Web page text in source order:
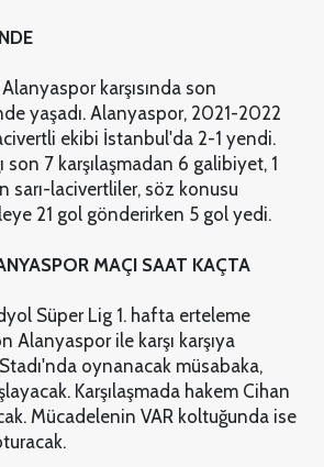
karşısında son
yaşadı. Alanyaspor, 2021-2022
ekibi İstanbul'da 2-1 yendi.
son 7 karşılaşmadan 6 galibiyet, 1
sarı-lacivertliler, söz konusu
21 gol gönderirken 5 gol yedi.
MAÇI SAAT KAÇTA
Süper Lig 1. hafta erteleme
Alanyaspor ile karşı karşıya
oynanacak müsabaka,
Karşılaşmada hakem Cihan
Mücadelenin VAR koltuğunda ise